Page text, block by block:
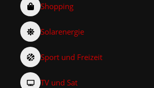
Shopping
Solarenergie
Sport und Freizeit
TV und Sat